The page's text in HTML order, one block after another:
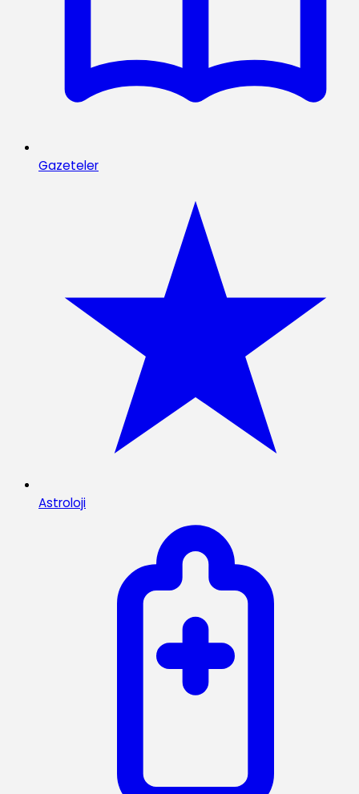
Gazeteler
Astroloji